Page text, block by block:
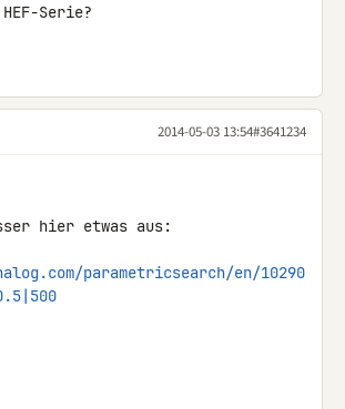
Serie?
2014-05-03 13:54#3641234
hier etwas aus:
parametricsearch/en/10290